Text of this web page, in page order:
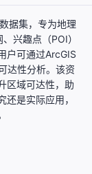
据集，专为地理
兴趣点（POI）
户可通过ArcGIS
达性分析。该资
区域可达性，助
是实际应用，